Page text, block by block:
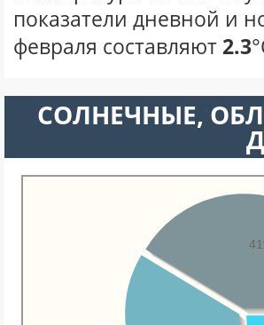
показатели дневной и
февраля составляют 2.3
CОЛНЕЧНЫЕ,